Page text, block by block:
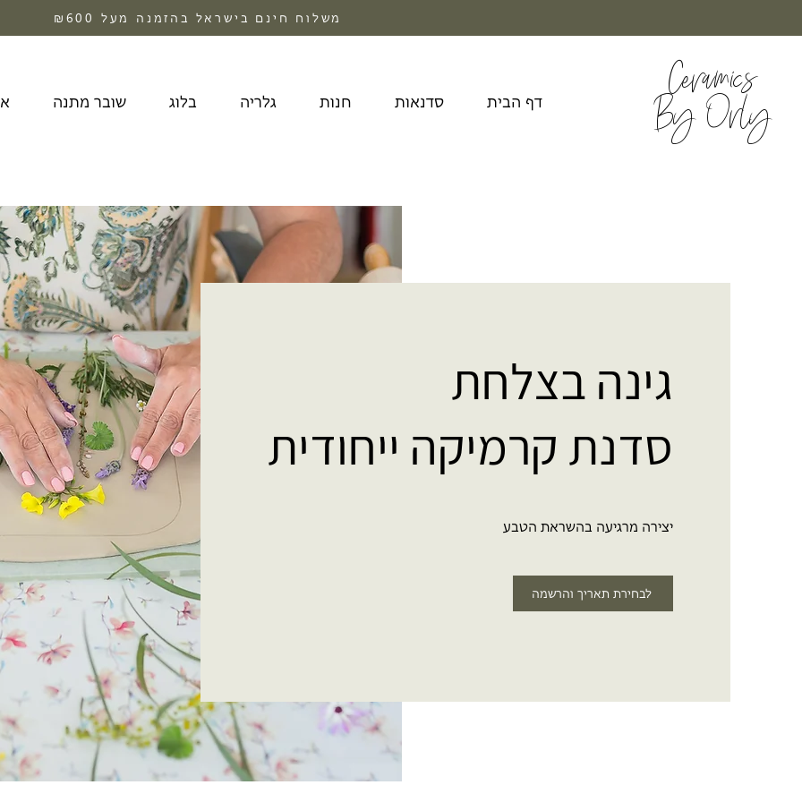
משלוח חינם בישראל בהזמנה מעל ₪600
דף הבית סדנאות חנות גלריה בלוג שובר מתנה
Ceramics
By Orly
גינה בצלחת
סדנת קרמיקה ייחודית
יצירה מרגיעה בהשראת הטבע
לבחירת תאריך והרשמה